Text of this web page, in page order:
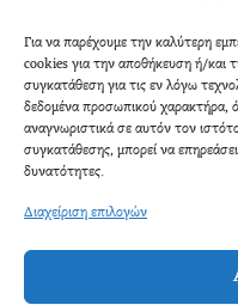
Για να παρέχουμε την καλύτερη
cookies για την αποθήκευση ή/και
συγκατάθεση για τις εν λόγω
δεδομένα προσωπικού χαρακτήρα,
αναγνωριστικά σε αυτόν τον
συγκατάθεσης, μπορεί να επηρεάσει
δυνατότητες.
Διαχείριση επιλογών
Τέχνη
Τεχνολογία
Υγεία
Φαντασία